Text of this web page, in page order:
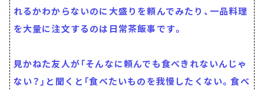
れるかわからないのに大盛りを頼んでみたり、一品料理
を大量に注文するのは日常茶飯事です。
見かねた友人が「そんなに頼んでも食べきれないんじゃ
ない？」と聞くと「食べたいものを我慢したくない。食べ